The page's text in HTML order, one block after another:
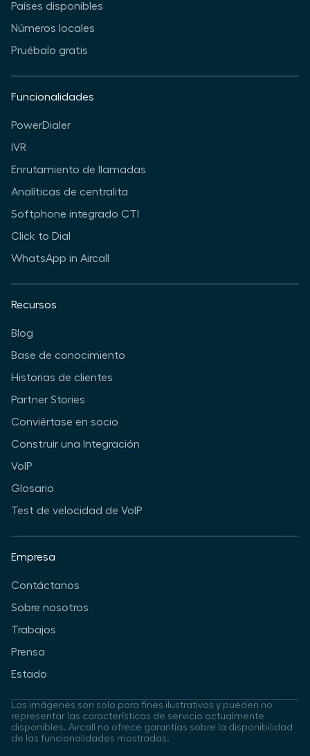
Países disponibles
Números locales
Pruébalo gratis
Funcionalidades
PowerDialer
IVR
Enrutamiento de llamadas
Analíticas de centralita
Softphone integrado CTI
Click to Dial
WhatsApp in Aircall
Recursos
Blog
Base de conocimiento
Historias de clientes
Partner Stories
Conviértase en socio
Construir una Integración
VoIP
Glosario
Test de velocidad de VoIP
Empresa
Contáctanos
Sobre nosotros
Trabajos
Prensa
Estado
Las imágenes son solo para fines ilustrativos y pueden no
representar las características de servicio actualmente
disponibles. Aircall no ofrece garantías sobre la disponibilidad
de las funcionalidades mostradas.